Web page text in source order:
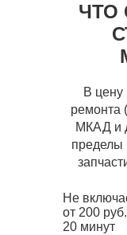
ЧТО
В цену
ремонта
МКАД и
пределы
Не
от 200 руб.
20 минут